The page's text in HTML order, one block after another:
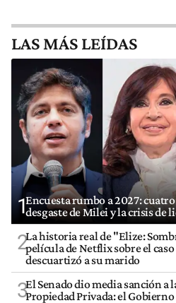
LAS MÁS LEÍDAS
1Encuesta rumbo a 2027:
desgaste de Milei y la crisis de
2La historia real de "Elize:
película de Netflix sobre el
descuartizó a su marido
3El Senado dio media sanción a
Propiedad Privada: el